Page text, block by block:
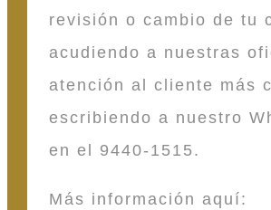
revisión o cambio de tu
acudiendo a nuestras
atención al cliente más
escribiendo a nuestro
en el 9440-1515.
Más información aquí: